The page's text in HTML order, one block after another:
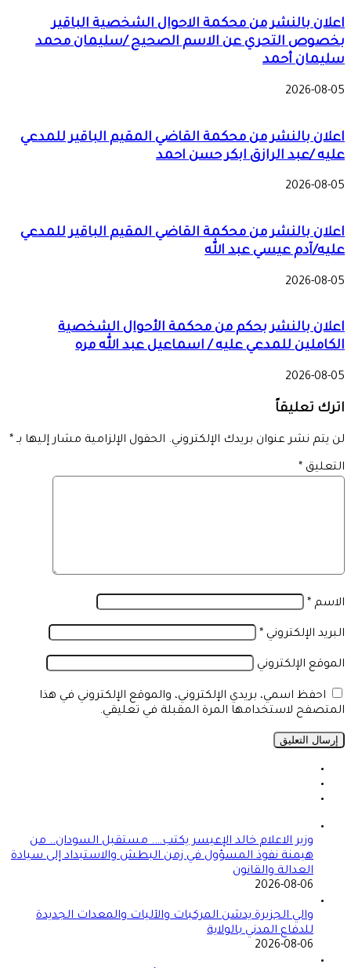
اعلان بالنشر من محكمة الاحوال الشخصية الباقير
بخصوص التحري عن الاسم الصحيح /سليمان محمد
سليمان أحمد
2026-08-05
اعلان بالنشر من محكمة القاضي المقيم الباقير للمدعي
عليه /عبد الرازق ابكر حسن احمد
2026-08-05
اعلان بالنشر من محكمة القاضي المقيم الباقير للمدعي
عليه/آدم عيسي عبد الله
2026-08-05
اعلان بالنشر بحكم من محكمة الأحوال الشخصية
الكاملين للمدعي عليه / اسماعيل عبد الله مره
2026-08-05
اترك تعليقاً
لن يتم نشر عنوان بريدك الإلكتروني. الحقول الإلزامية مشار إليها بـ *
التعليق *
الاسم *
البريد الإلكتروني *
الموقع الإلكتروني
احفظ اسمي، بريدي الإلكتروني، والموقع الإلكتروني في هذا
المتصفح لاستخدامها المرة المقبلة في تعليقي.
وزير الاعلام خالد الإعيسر يكتب…. مستقبل السودان.. من
هيمنة نفوذ المسؤول في زمن البطش والاستبداد إلى سيادة
العدالة والقانون
2026-08-06
والي الجزيرة يدشن المركبات والآليات والمعدات الجديدة
للدفاع المدني بالولاية
2026-08-06